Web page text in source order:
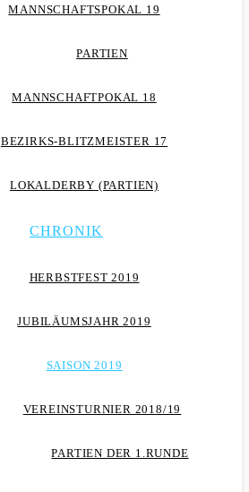
MANNSCHAFTSPOKAL 19
PARTIEN
MANNSCHAFTPOKAL 18
BEZIRKS-BLITZMEISTER 17
LOKALDERBY (PARTIEN)
CHRONIK
HERBSTFEST 2019
JUBILÄUMSJAHR 2019
SAISON 2019
VEREINSTURNIER 2018/19
PARTIEN DER 1.RUNDE